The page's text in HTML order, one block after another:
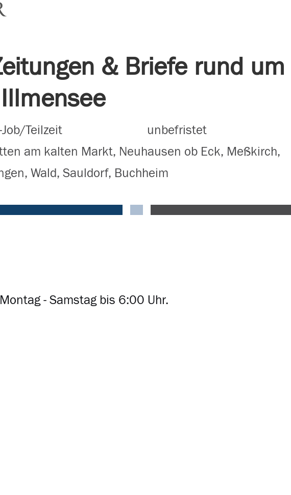
& Briefe rund um
Teilzeit
unbefristet
am kalten Markt, Neuhausen ob Eck, Meßkirch,
Wald, Sauldorf, Buchheim
- Samstag bis 6:00 Uhr.